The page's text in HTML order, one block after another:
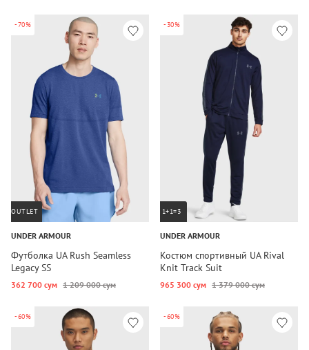
-70%
OUTLET
UNDER ARMOUR
Футболка UA Rush Seamless
Legacy SS
362 700 сум 1 209 000 сум
-30%
1+1=3
UNDER ARMOUR
Костюм спортивный UA Rival
Knit Track Suit
965 300 сум 1 379 000 сум
-60% -60%